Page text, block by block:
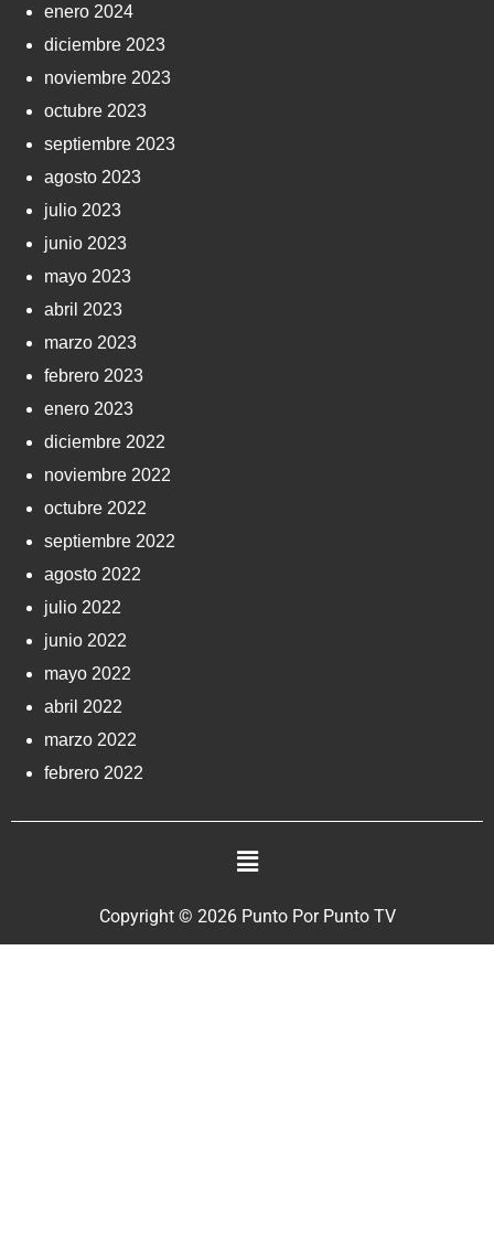
enero 2024
diciembre 2023
noviembre 2023
octubre 2023
septiembre 2023
agosto 2023
julio 2023
junio 2023
mayo 2023
abril 2023
marzo 2023
febrero 2023
enero 2023
diciembre 2022
noviembre 2022
octubre 2022
septiembre 2022
agosto 2022
julio 2022
junio 2022
mayo 2022
abril 2022
marzo 2022
febrero 2022
Copyright © 2026 Punto Por Punto TV